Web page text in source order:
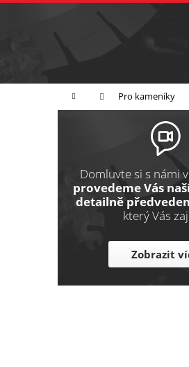
Přejít
Domů Pro kameníky
P
p
Domluvte si s námi
provedeme Vás
detailně
který Vás
Zobrazit
K
k